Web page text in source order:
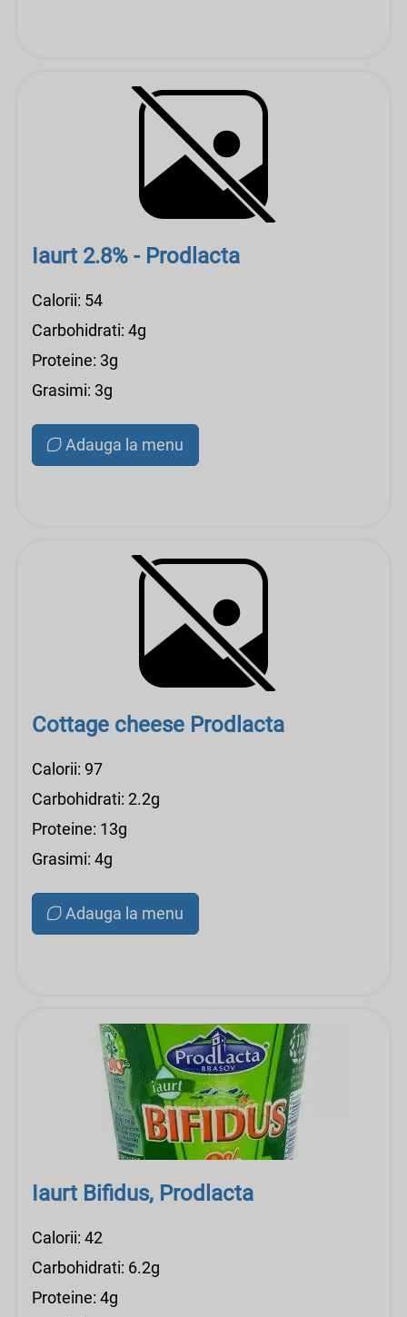
Iaurt 2.8% - Prodlacta
Calorii: 54
Carbohidrati: 4g
Proteine: 3g
Grasimi: 3g
Adauga la menu
Cottage cheese Prodlacta
Calorii: 97
Carbohidrati: 2.2g
Proteine: 13g
Grasimi: 4g
Adauga la menu
Iaurt Bifidus, Prodlacta
Calorii: 42
Carbohidrati: 6.2g
Proteine: 4g